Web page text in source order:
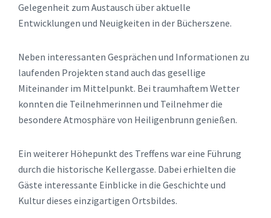
Gelegenheit zum Austausch über aktuelle
Entwicklungen und Neuigkeiten in der Bücherszene.
Neben interessanten Gesprächen und Informationen zu
laufenden Projekten stand auch das gesellige
Miteinander im Mittelpunkt. Bei traumhaftem Wetter
konnten die Teilnehmerinnen und Teilnehmer die
besondere Atmosphäre von Heiligenbrunn genießen.
Ein weiterer Höhepunkt des Treffens war eine Führung
durch die historische Kellergasse. Dabei erhielten die
Gäste interessante Einblicke in die Geschichte und
Kultur dieses einzigartigen Ortsbildes.